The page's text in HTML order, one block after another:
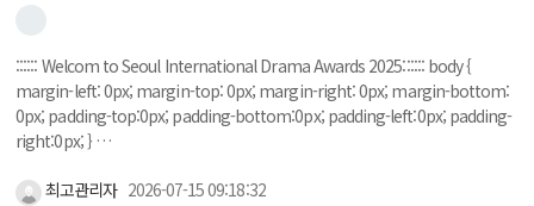
:::::: Welcom to Seoul International Drama Awards 2025:::::: body {
margin-left: 0px; margin-top: 0px; margin-right: 0px; margin-bottom:
0px; padding-top:0px; padding-bottom:0px; padding-left:0px; padding-
right:0px; } …
최고관리자 2026-07-15 09:18:32